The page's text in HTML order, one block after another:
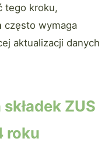
tego kroku,
często wymaga
aktualizacji danych
ZUS
roku